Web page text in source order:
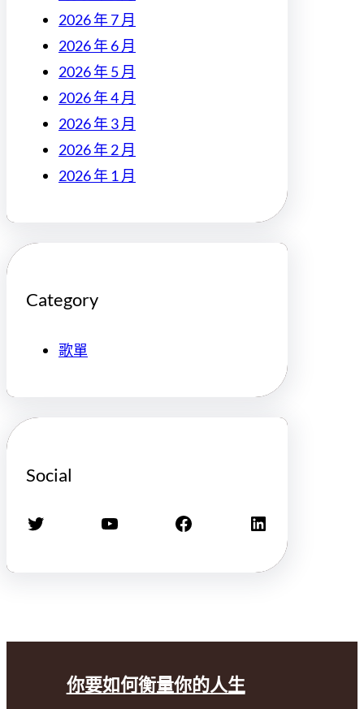
2026 年 7 月
2026 年 6 月
2026 年 5 月
2026 年 4 月
2026 年 3 月
2026 年 2 月
2026 年 1 月
Category
歌單
Social
X YouTube Facebook LinkedIn
你要如何衡量你的人生